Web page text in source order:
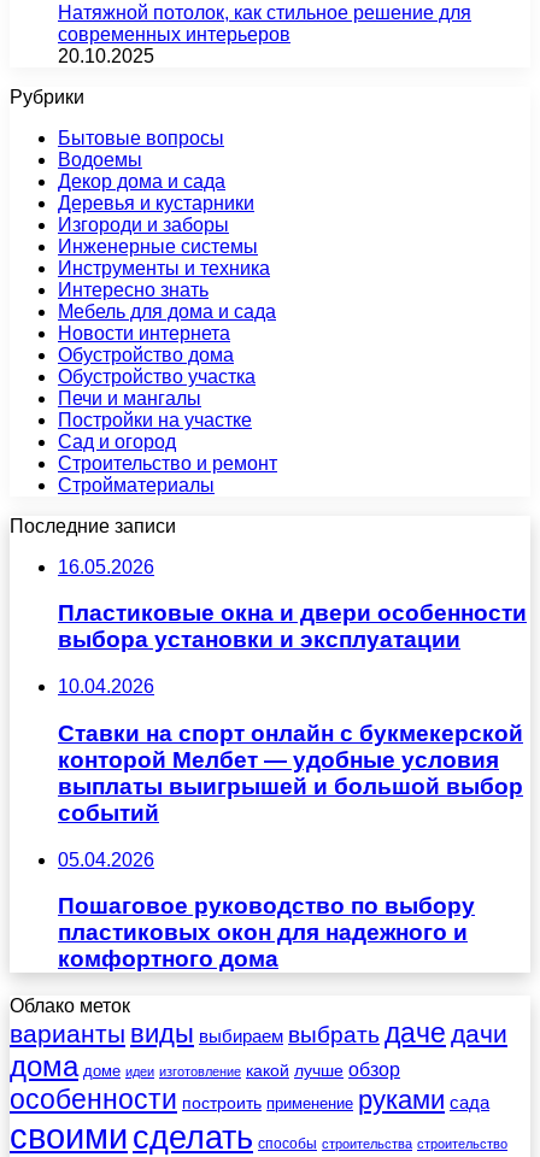
Натяжной потолок, как стильное решение для
современных интерьеров
20.10.2025
Рубрики
Бытовые вопросы
Водоемы
Декор дома и сада
Деревья и кустарники
Изгороди и заборы
Инженерные системы
Инструменты и техника
Интересно знать
Мебель для дома и сада
Новости интернета
Обустройство дома
Обустройство участка
Печи и мангалы
Постройки на участке
Сад и огород
Строительство и ремонт
Стройматериалы
Последние записи
16.05.2026
Пластиковые окна и двери особенности
выбора установки и эксплуатации
10.04.2026
Ставки на спорт онлайн с букмекерской
конторой Мелбет — удобные условия
выплаты выигрышей и большой выбор
событий
05.04.2026
Пошаговое руководство по выбору
пластиковых окон для надежного и
комфортного дома
Облако меток
варианты виды выбираем выбрать даче дачи
дома доме идеи изготовление какой лучше обзор
особенности построить применение руками сада
своими сделать способы строительства строительство